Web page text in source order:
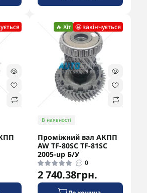
🔥 Хіт 😬 закінчується
В наявності
Проміжний вал АКПП
AW TF-80SC TF-81SC
2005-up Б/У
0
2 740.38грн.